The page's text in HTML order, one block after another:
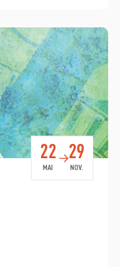
22
MAI
29
NOV.